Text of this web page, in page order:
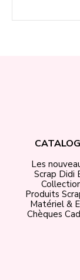
Les
Scrap Didi
Produits
Matériel &
Chèques